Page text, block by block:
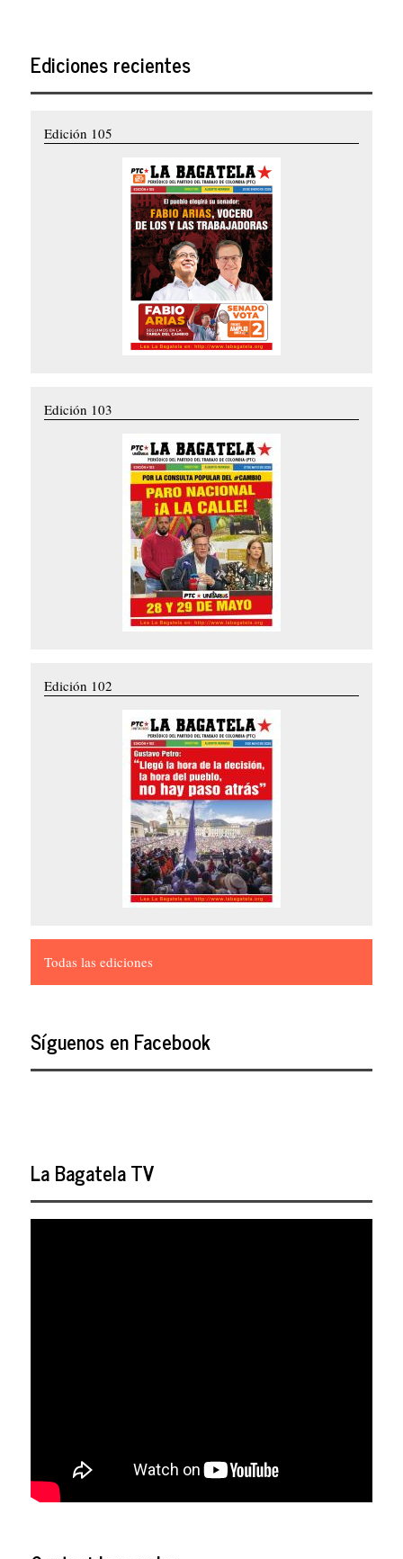
Ediciones recientes
Edición 105
Edición 103
Edición 102
Todas las ediciones
Síguenos en Facebook
La Bagatela TV